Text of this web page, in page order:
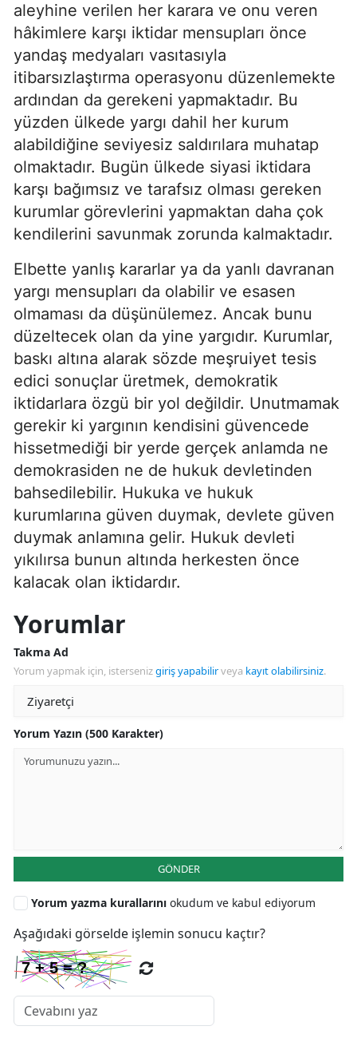
aleyhine verilen her karara ve onu veren
hâkimlere karşı iktidar mensupları önce
yandaş medyaları vasıtasıyla
itibarsızlaştırma operasyonu düzenlemekte
ardından da gerekeni yapmaktadır. Bu
yüzden ülkede yargı dahil her kurum
alabildiğine seviyesiz saldırılara muhatap
olmaktadır. Bugün ülkede siyasi iktidara
karşı bağımsız ve tarafsız olması gereken
kurumlar görevlerini yapmaktan daha çok
kendilerini savunmak zorunda kalmaktadır.
Elbette yanlış kararlar ya da yanlı davranan
yargı mensupları da olabilir ve esasen
olmaması da düşünülemez. Ancak bunu
düzeltecek olan da yine yargıdır. Kurumlar,
baskı altına alarak sözde meşruiyet tesis
edici sonuçlar üretmek, demokratik
iktidarlara özgü bir yol değildir. Unutmamak
gerekir ki yargının kendisini güvencede
hissetmediği bir yerde gerçek anlamda ne
demokrasiden ne de hukuk devletinden
bahsedilebilir. Hukuka ve hukuk
kurumlarına güven duymak, devlete güven
duymak anlamına gelir. Hukuk devleti
yıkılırsa bunun altında herkesten önce
kalacak olan iktidardır.
Yorumlar
Takma Ad
Yorum yapmak için, istersenizgiriş yapabilirveya kayıt olabilirsiniz.
Yorum Yazın (500 Karakter)
GÖNDER
Yorum yazma kurallarını okudum ve kabul ediyorum
Aşağıdaki görselde işlemin sonucu kaçtır?